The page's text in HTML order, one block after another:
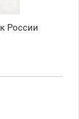
России